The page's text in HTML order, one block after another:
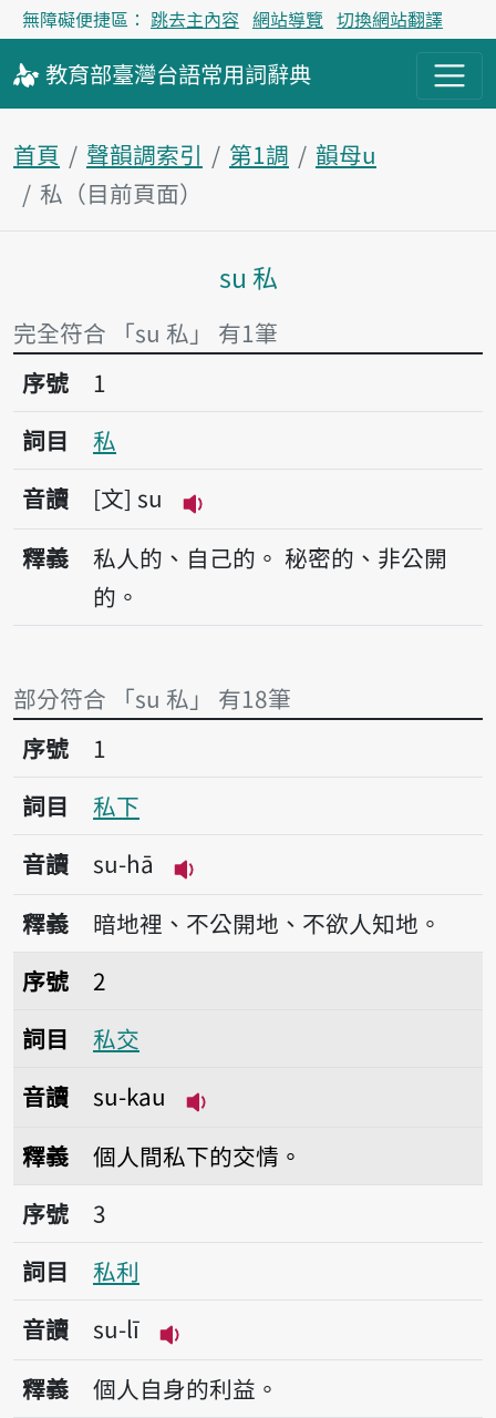
無障礙便捷區： 跳去主內容 網站導覽 切換網站翻譯
教育部臺灣台語常用詞辭典
首頁 聲韻調索引 第1調
韻母u
私（目前頁面）
主內容區塊
su 私
完全符合 「su 私」 有1筆
序號1私
序號
1
詞目
私
音讀
文 su
播放音讀su
釋義 私人的、自己的。 秘密的、非公開
的。
部分符合 「su 私」 有18筆
序號1私下
序號
1
詞目
私下
音讀
su-hā
播放音讀su-hā
釋義
暗地裡、不公開地、不欲人知地。
序號2私交
序號
2
詞目
私交
音讀
su-kau
釋義
個人間私下的交情。
序號3私利
序號
3
詞目
私利
音讀
su-lī
播放音讀su-lī
釋義
個人自身的利益。